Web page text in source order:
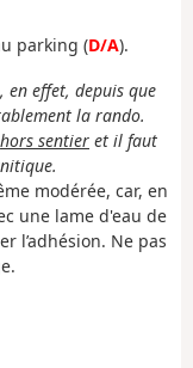
parking (D/A).
en effet, depuis que
la rando.
hors sentier et il faut
modérée, car, en
une lame d'eau de
l’adhésion. Ne pas